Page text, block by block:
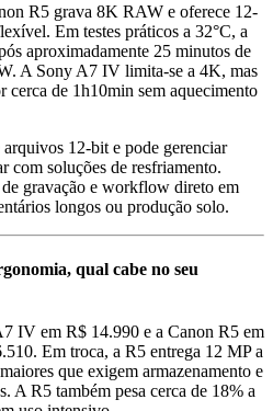
R5 grava 8K RAW e oferece 12-
Em testes práticos a 32°C, a
aproximadamente 25 minutos de
A Sony A7 IV limita-se a 4K, mas
cerca de 1h10min sem aquecimento
12-bit e pode gerenciar
com soluções de resfriamento.
gravação e workflow direto em
longos ou produção solo.
qual cabe no seu
IV em R$ 14.990 e a Canon R5 em
Em troca, a R5 entrega 12 MP a
que exigem armazenamento e
A R5 também pesa cerca de 18% a